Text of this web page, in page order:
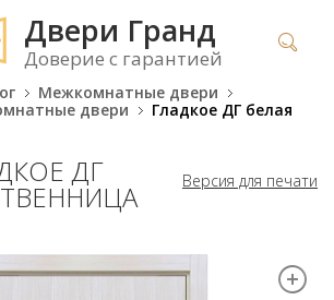
Двери Гранд
Доверие с гарантией
Межкомнатные двери
двери
Гладкое ДГ белая
Версия для печати
ДГ